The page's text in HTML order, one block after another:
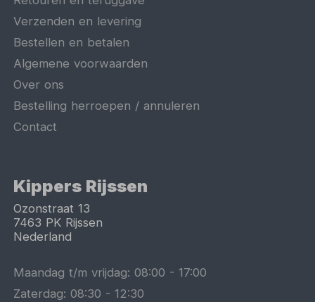
Verzenden en levering
Bestellen en betalen
Algemene voorwaarden
Over ons
Bestelling herroepen / annuleren
Contact
Kippers Rijssen
Ozonstraat 13
7463 PK Rijssen
Nederland
Maandag t/m vrijdag:08:00 -17:00
Zaterdag:08:30 -12:30